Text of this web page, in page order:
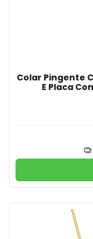
Colar Pingente
E Placa